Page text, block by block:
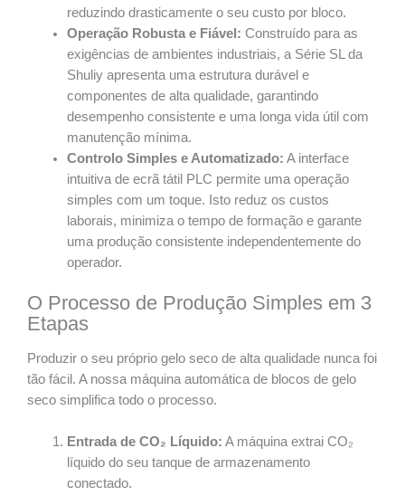
reduzindo drasticamente o seu custo por bloco.
Operação Robusta e Fiável: Construído para as
exigências de ambientes industriais, a Série SL da
Shuliy apresenta uma estrutura durável e
componentes de alta qualidade, garantindo
desempenho consistente e uma longa vida útil com
manutenção mínima.
Controlo Simples e Automatizado: A interface
intuitiva de ecrã tátil PLC permite uma operação
simples com um toque. Isto reduz os custos
laborais, minimiza o tempo de formação e garante
uma produção consistente independentemente do
operador.
O Processo de Produção Simples em 3
Etapas
Produzir o seu próprio gelo seco de alta qualidade nunca foi
tão fácil. A nossa máquina automática de blocos de gelo
seco simplifica todo o processo.
Entrada de CO₂ Líquido: A máquina extrai CO₂
líquido do seu tanque de armazenamento
conectado.